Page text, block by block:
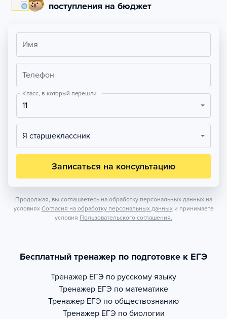
поступления на бюджет
Имя
Телефон
Класс, в который перешли
11
Я старшеклассник
Записаться на консультацию
Продолжая, вы соглашаетесь на обработку персональных данных на
условиях Согласия на обработку персональных данных и принимаете
условия Пользовательского соглашения.
Бесплатный тренажер по подготовке к ЕГЭ
Тренажер ЕГЭ по русскому языку
Тренажер ЕГЭ по математике
Тренажер ЕГЭ по обществознанию
Тренажер ЕГЭ по биологии